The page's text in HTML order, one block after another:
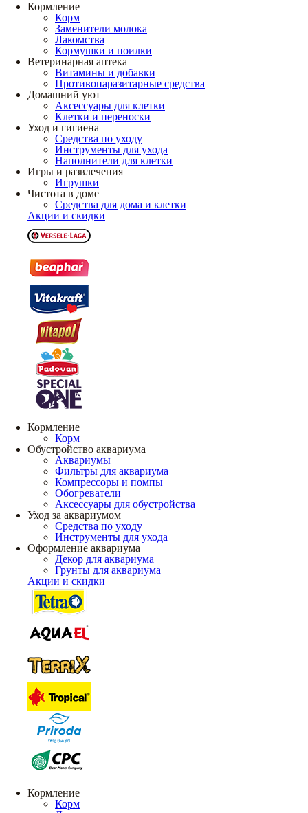
Кормление
Корм
Заменители молока
Лакомства
Кормушки и поилки
Ветеринарная аптека
Витамины и добавки
Противопаразитарные средства
Домашний уют
Аксессуары для клетки
Клетки и переноски
Уход и гигиена
Средства по уходу
Инструменты для ухода
Наполнители для клетки
Игры и развлечения
Игрушки
Чистота в доме
Средства для дома и клетки
Акции и скидки
Кормление
Корм
Обустройство аквариума
Аквариумы
Фильтры для аквариума
Компрессоры и помпы
Обогреватели
Аксессуары для обустройства
Уход за аквариумом
Средства по уходу
Инструменты для ухода
Оформление аквариума
Декор для аквариума
Грунты для аквариума
Акции и скидки
Кормление
Корм